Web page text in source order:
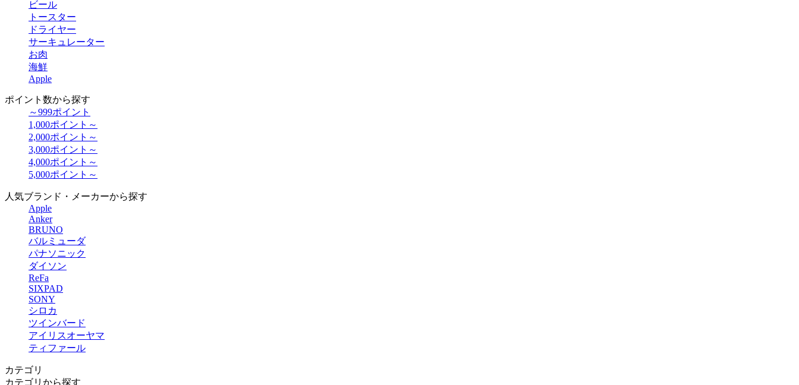
ビール
トースター
ドライヤー
サーキュレーター
お肉
海鮮
Apple
ポイント数から探す
～999ポイント
1,000ポイント～
2,000ポイント～
3,000ポイント～
4,000ポイント～
5,000ポイント～
人気ブランド・メーカーから探す
Apple
Anker
BRUNO
バルミューダ
パナソニック
ダイソン
ReFa
SIXPAD
SONY
シロカ
ツインバード
アイリスオーヤマ
ティファール
カテゴリ
カテゴリから探す